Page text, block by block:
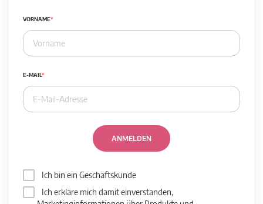
VORNAME
E-MAIL
ANMELDEN
Ich bin ein Geschäftskunde
Ich erkläre mich damit einverstanden,